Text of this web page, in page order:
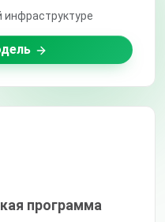
инфраструктуре
программа